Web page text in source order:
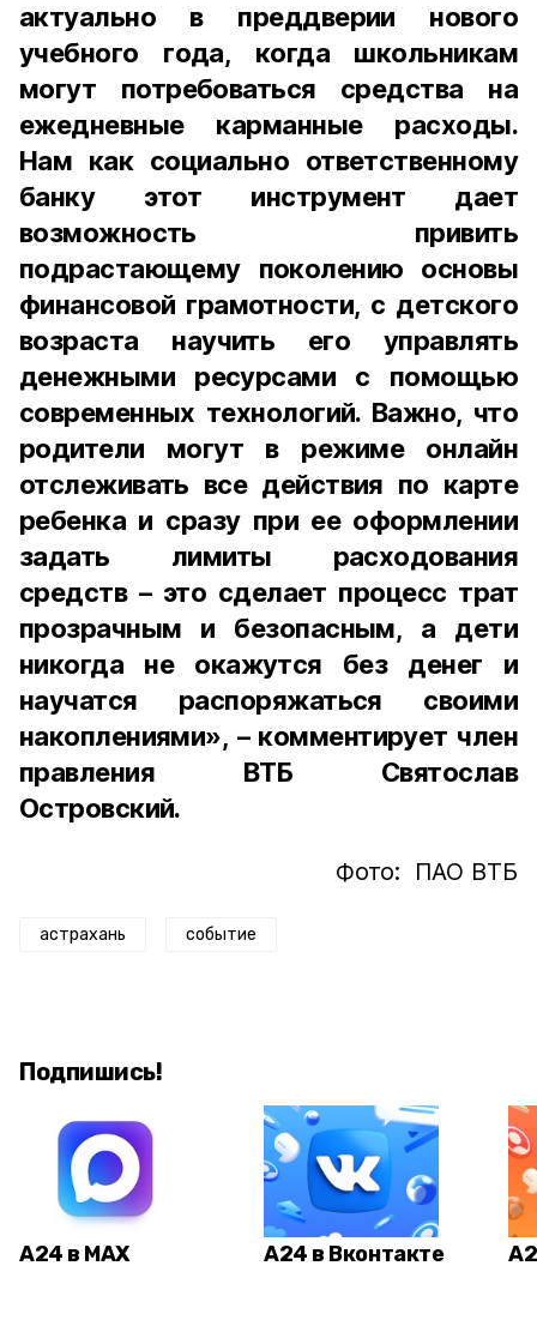
актуально в преддверии нового
учебного года, когда школьникам
могут потребоваться средства на
ежедневные карманные расходы.
Нам как социально ответственному
банку этот инструмент дает
возможность привить
подрастающему поколению основы
финансовой грамотности, с детского
возраста научить его управлять
денежными ресурсами с помощью
современных технологий. Важно, что
родители могут в режиме онлайн
отслеживать все действия по карте
ребенка и сразу при ее оформлении
задать лимиты расходования
средств – это сделает процесс трат
прозрачным и безопасным, а дети
никогда не окажутся без денег и
научатся распоряжаться своими
накоплениями», – комментирует член
правления ВТБ Святослав
Островский.
Фото: ПАО ВТБ
астрахань событие
Подпишись!
А24 в MAX А24 в Вконтакте